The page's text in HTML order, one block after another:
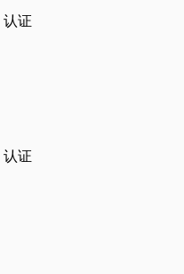
认证
认证